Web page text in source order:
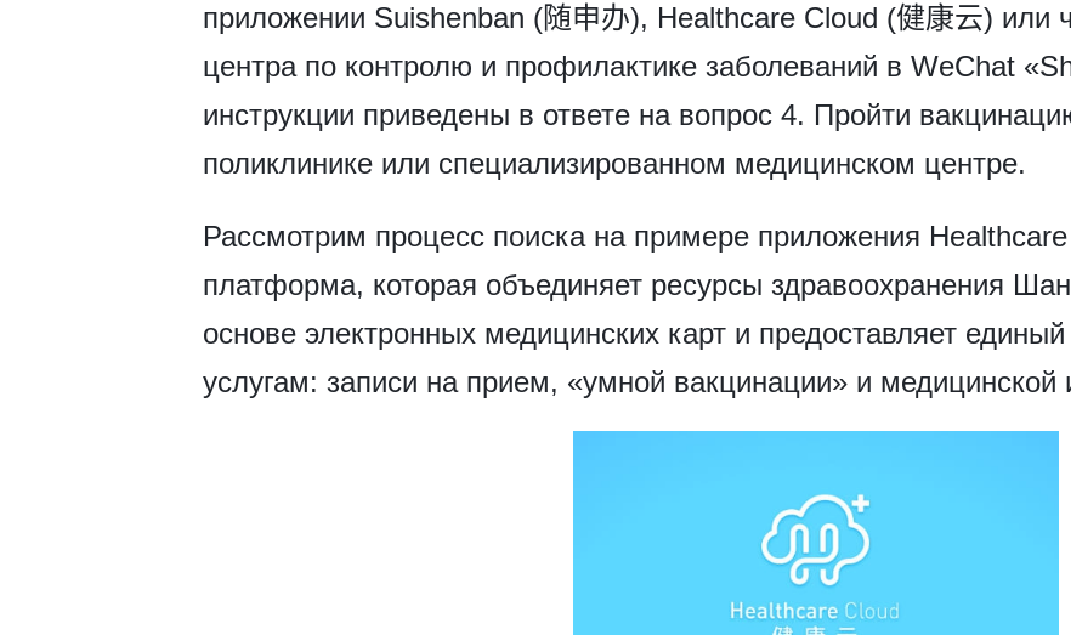
приложении Suishenban (随申办), Healthcare Cloud (健康云) или
центра по контролю и профилактике заболеваний в WeChat
инструкции приведены в ответе на вопрос 4. Пройти
поликлинике или специализированном медицинском центре.
Рассмотрим процесс поиска на примере приложения
платформа, которая объединяет ресурсы здравоохранения
основе электронных медицинских карт и предоставляет
услугам: записи на прием, «умной вакцинации» и